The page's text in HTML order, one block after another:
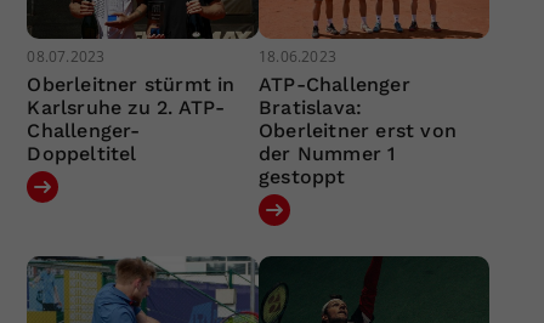
08.07.2023
Oberleitner stürmt in
Karlsruhe zu 2. ATP-
Challenger-
Doppeltitel
18.06.2023
ATP-Challenger
Bratislava:
Oberleitner erst von
der Nummer 1
gestoppt